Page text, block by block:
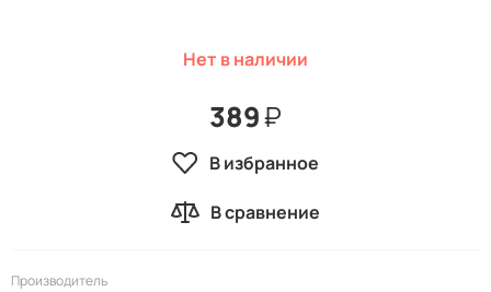
Нет в наличии
389₽
В избранное
В сравнение
Производитель